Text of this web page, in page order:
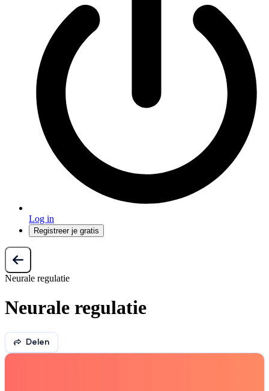
Log in
Registreer je gratis
Neurale regulatie
Neurale regulatie
Delen